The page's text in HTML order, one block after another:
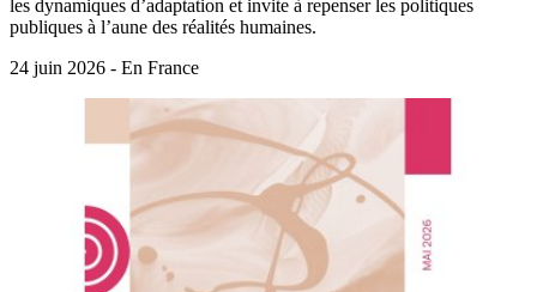
les dynamiques d’adaptation et invite à repenser les politiques
publiques à l’aune des réalités humaines.
24 juin 2026 - En France